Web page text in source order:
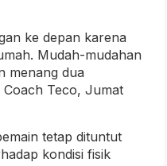
ke depan karena
Mudah-mudahan
menang dua
Coach Teco, Jumat
tetap dituntut
kondisi fisik